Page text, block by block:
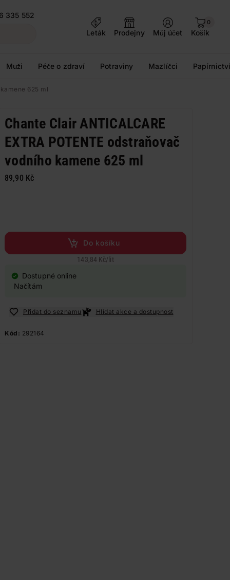
335 552
Leták
Prodejny Můj účet
0
Košík
Muži Péče o zdraví Potraviny Mazlíčci
625 ml
Chante Clair ANTICALCARE
EXTRA POTENTE odstraňovač
vodního kamene 625 ml
89,90 Kč
Do košíku
143,84 Kč/ lit
Dostupné online
Načítám
Přidat do seznamu Hlídat akce a dostupnost
Kód: 292164